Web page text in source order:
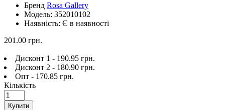
Бренд Rosa Gallery
Модель: 352010102
Наявність: Є в наявності
201.00 грн.
Дисконт 1 - 190.95 грн.
Дисконт 2 - 180.90 грн.
Опт - 170.85 грн.
Кількість
Купити